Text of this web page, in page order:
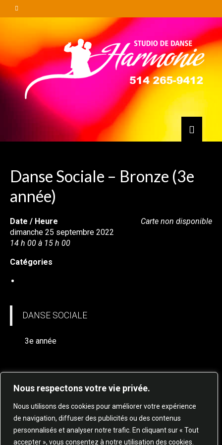
Nous respectons votre vie privée.
Nous utilisons des cookies pour améliorer votre expérience
de navigation, diffuser des publicités ou des contenus
personnalisés et analyser notre trafic. En cliquant sur « Tout
accepter », vous consentez à notre utilisation des cookies.
Danse Sociale – Bronze (3e
année)
Carte non disponible
Date / Heure
dimanche 25 septembre 2022
14 h 00 à 15 h 00
Catégories
DANSE SOCIALE
3e année
© 2025 STUDIO DE DANSE HARMONIE TOUS